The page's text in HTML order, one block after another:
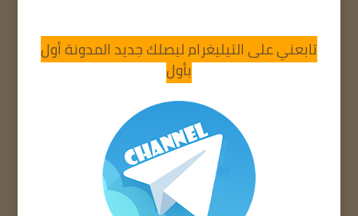
تابعني على التيليغرام ليصلك جديد المدونة أول
بأول